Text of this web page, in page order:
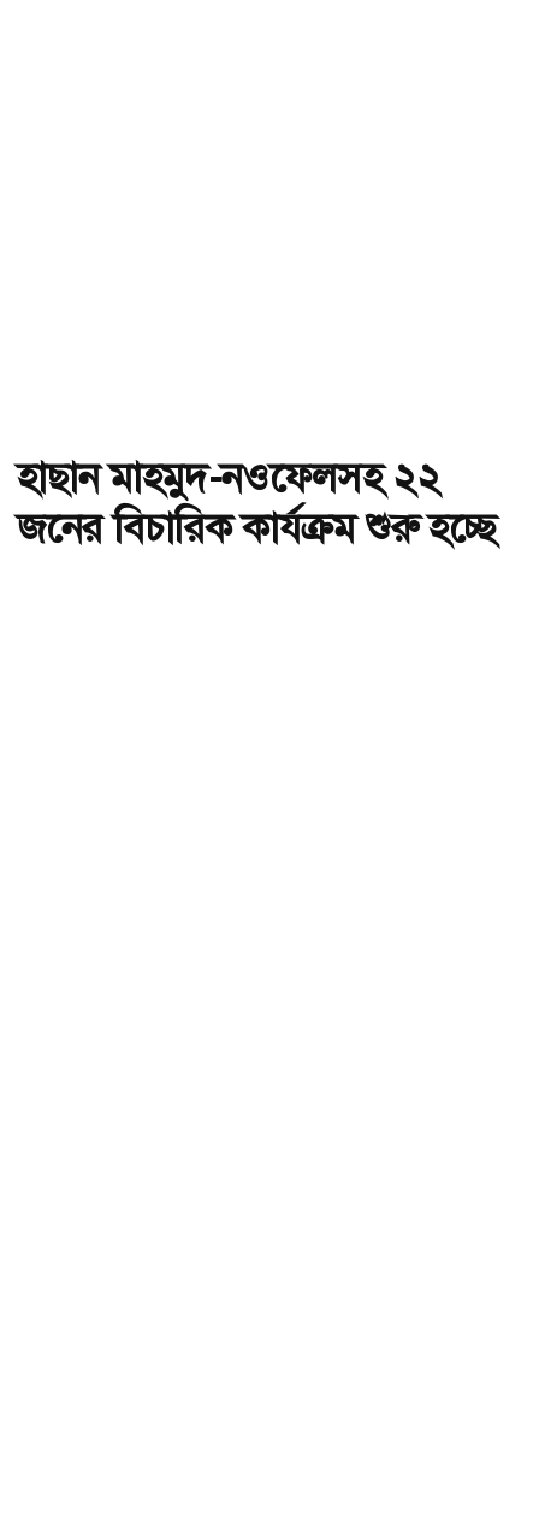
হাছান মাহমুদ-নওফেলসহ ২২
জনের বিচারিক কার্যক্রম শুরু হচ্ছে